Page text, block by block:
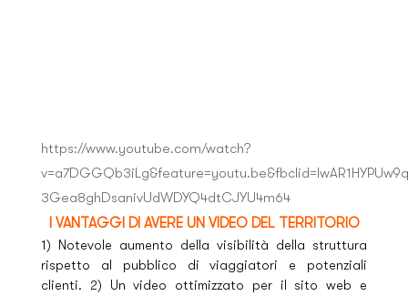
https://www.youtube.com/watch?
3Gea8ghDsanivUdWDYQ4dtCJYU4m64
I VANTAGGI DI AVERE UN VIDEO DEL TERRITORIO
1) Notevole aumento della visibilità della struttura
rispetto al pubblico di viaggiatori e potenziali
clienti. 2) Un video ottimizzato per il sito web e